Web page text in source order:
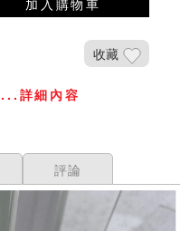
加入購物車
收藏
...詳細內容
評論